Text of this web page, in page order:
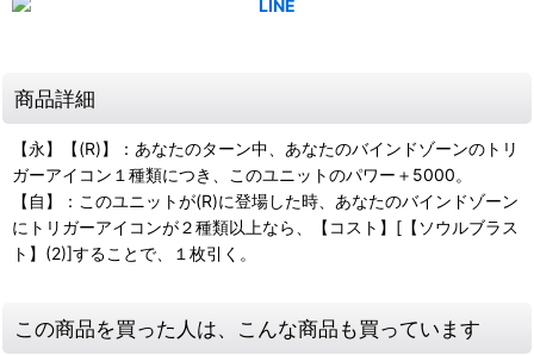
商品詳細
【永】【(R)】：あなたのターン中、あなたのバインドゾーンのトリ
ガーアイコン１種類につき、このユニットのパワー＋5000。
【自】：このユニットが(R)に登場した時、あなたのバインドゾーン
にトリガーアイコンが２種類以上なら、【コスト】[【ソウルブラス
ト】(2)]することで、１枚引く。
この商品を買った人は、こんな商品も買っています